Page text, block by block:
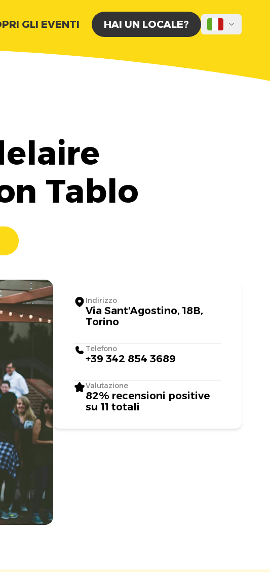
GLI EVENTI HAI UN LOCALE?
Tablo
Indirizzo
Via Sant'Agostino, 18B,
Torino
Telefono
+39 342 854 3689
Valutazione
82% recensioni positive
su 11 totali